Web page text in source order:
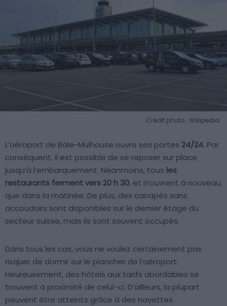
Crédit photo : Wikipedia
L’aéroport de Bâle-Mulhouse ouvre ses portes 24/24. Par
conséquent, il est possible de se reposer sur place
jusqu’à l’embarquement. Néanmoins, tous les
restaurants ferment vers 20 h 30, et n’ouvrent à nouveau
que dans la matinée. De plus, des canapés sans
accoudoirs sont disponibles sur le dernier étage du
secteur suisse, mais ils sont souvent occupés.
Dans tous les cas, vous ne voulez certainement pas
risquer de dormir sur le plancher de l’aéroport.
Heureusement, des hôtels aux tarifs abordables se
trouvent à proximité de celui-ci. D’ailleurs, la plupart
peuvent être atteints grâce à des navettes.